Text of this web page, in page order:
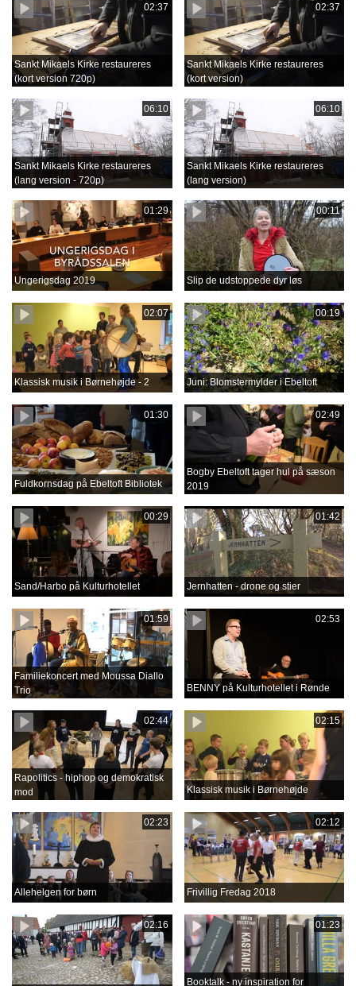
02:37
Sankt Mikaels Kirke restaureres
(kort version 720p)
02:37
Sankt Mikaels Kirke restaureres
(kort version)
06:10
Sankt Mikaels Kirke restaureres
(lang version - 720p)
06:10
Sankt Mikaels Kirke restaureres
(lang version)
01:29
Ungerigsdag 2019
00:11
Slip de udstoppede dyr løs
02:07
Klassisk musik i Børnehøjde - 2
00:19
Juni: Blomstermylder i Ebeltoft
01:30
Fuldkornsdag på Ebeltoft Bibliotek
02:49
Bogby Ebeltoft tager hul på sæson
2019
00:29
Sand/Harbo på Kulturhotellet
01:42
Jernhatten - drone og stier
01:59
Familiekoncert med Moussa Diallo
Trio
02:53
BENNY på Kulturhotellet i Rønde
02:44
Rapolitics - hiphop og demokratisk
mod
02:15
Klassisk musik i Børnehøjde
02:23
Allehelgen for børn
02:12
Frivillig Fredag 2018
02:16 01:23
Booktalk - ny inspiration for